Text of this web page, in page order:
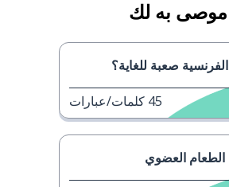
موصى به لك
الفرنسية صعبة للغاية؟
45 كلمات/عبارات
الطعام العضوي